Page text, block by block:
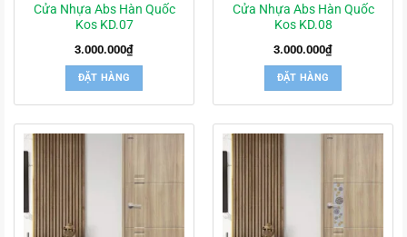
Cửa Nhựa Abs Hàn Quốc
Kos KD.07
3.000.000₫
ĐẶT HÀNG
Cửa Nhựa Abs Hàn Quốc
Kos KD.08
3.000.000₫
ĐẶT HÀNG